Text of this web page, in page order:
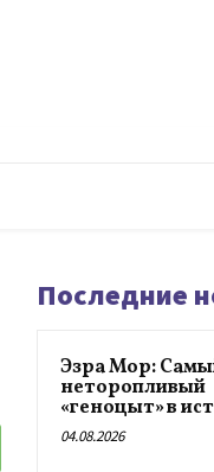
Последние
Эзра Мор:
неторопливый
«геноцыт» в
04.08.2026